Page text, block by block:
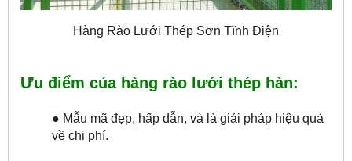
Hàng Rào Lưới Thép Sơn Tĩnh Điện
Ưu điểm của hàng rào lưới thép hàn:
● Mẫu mã đẹp, hấp dẫn, và là giải pháp hiệu quả
về chi phí.